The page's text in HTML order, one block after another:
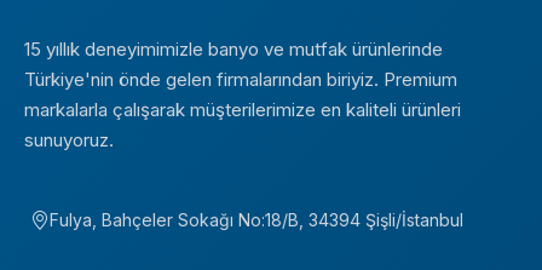
15 yıllık deneyimimizle banyo ve mutfak ürünlerinde
Türkiye'nin önde gelen firmalarından biriyiz. Premium
markalarla çalışarak müşterilerimize en kaliteli ürünleri
sunuyoruz.
Fulya, Bahçeler Sokağı No:18/B, 34394 Şişli/İstanbul